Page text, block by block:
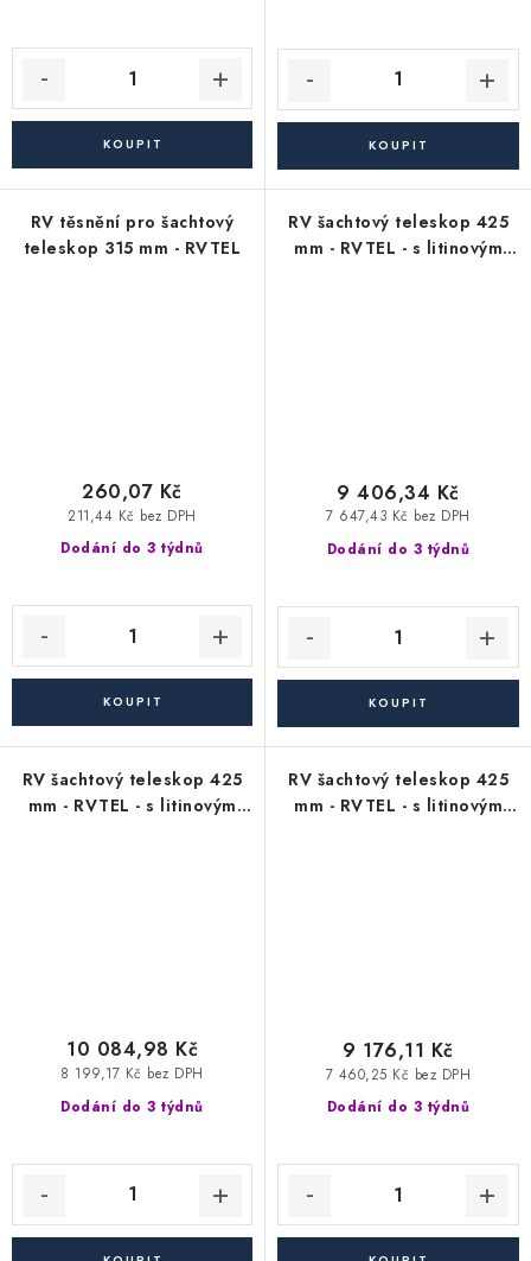
RV těsnění pro šachtový
teleskop 315 mm - RVTEL
Dodání do 3 týdnů
211,44 Kč bez DPH
260,07 Kč
RV šachtový teleskop 425
mm - RVTEL - s litinovým
Dodání do 3 týdnů
7 647,43 Kč bez DPH
9 406,34 Kč
RV šachtový teleskop 425
mm - RVTEL - s litinovým
Dodání do 3 týdnů
8 199,17 Kč bez DPH
10 084,98 Kč
RV šachtový teleskop 425
mm - RVTEL - s litinovým
Dodání do 3 týdnů
7 460,25 Kč bez DPH
9 176,11 Kč